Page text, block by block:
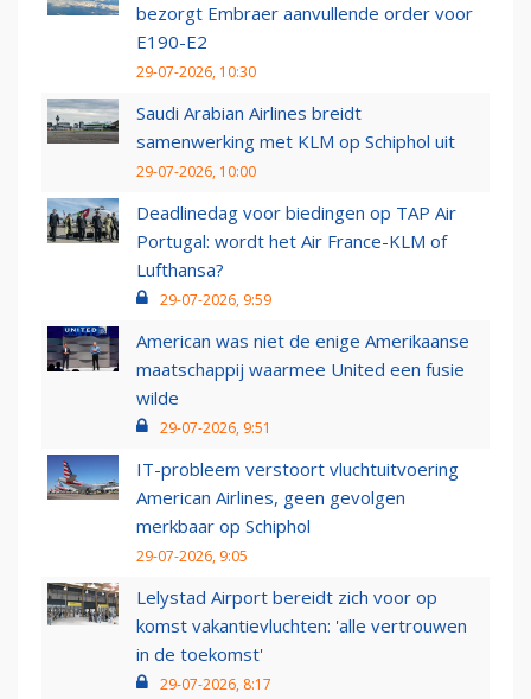
bezorgt Embraer aanvullende order voor
E190-E2
29-07-2026, 10:30
Saudi Arabian Airlines breidt
samenwerking met KLM op Schiphol uit
29-07-2026, 10:00
Deadlinedag voor biedingen op TAP Air
Portugal: wordt het Air France-KLM of
Lufthansa?
29-07-2026, 9:59
American was niet de enige Amerikaanse
maatschappij waarmee United een fusie
wilde
29-07-2026, 9:51
IT-probleem verstoort vluchtuitvoering
American Airlines, geen gevolgen
merkbaar op Schiphol
29-07-2026, 9:05
Lelystad Airport bereidt zich voor op
komst vakantievluchten: 'alle vertrouwen
in de toekomst'
29-07-2026, 8:17